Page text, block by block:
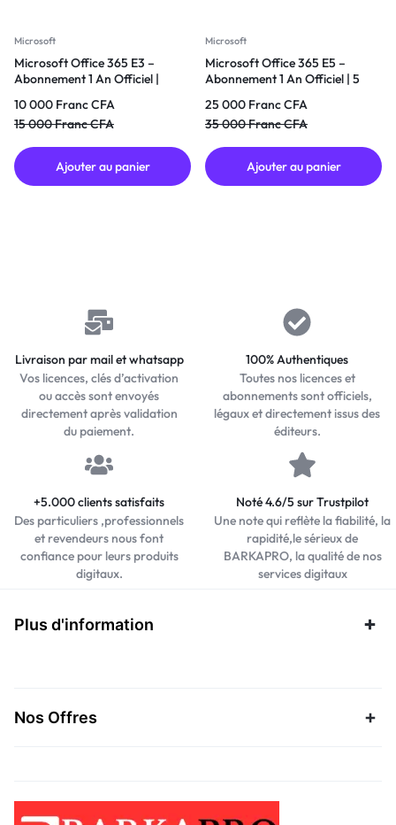
Microsoft
Microsoft Office 365 E3 –
Abonnement 1 An Officiel |
+ Multi-Appareils
15 000Franc CFA
10 000 Franc CFA
Ajouter au panier
Microsoft
Microsoft Office 365 E5 –
Abonnement 1 An Officiel | 5
Copilot IA
35 000Franc CFA
25 000 Franc CFA
Ajouter au panier
Livraison par mail et whatsapp
Vos licences, clés d’activation
ou accès sont envoyés
directement après validation
du paiement.
100% Authentiques
Toutes nos licences et
abonnements sont officiels,
légaux et directement issus des
éditeurs.
+5.000 clients satisfaits
Des particuliers ,professionnels
et revendeurs nous font
confiance pour leurs produits
digitaux.
Noté 4.6/5 sur Trustpilot
Une note qui reflète la fiabilité, la
rapidité,le sérieux de
BARKAPRO, la qualité de nos
services digitaux
Plus d'information
Nos Offres